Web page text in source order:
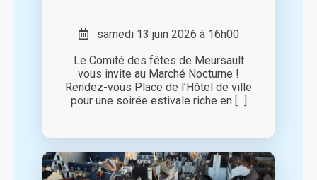
samedi 13 juin 2026 à 16h00
Le Comité des fêtes de Meursault
vous invite au Marché Nocturne !
Rendez-vous Place de l’Hôtel de ville
pour une soirée estivale riche en [...]